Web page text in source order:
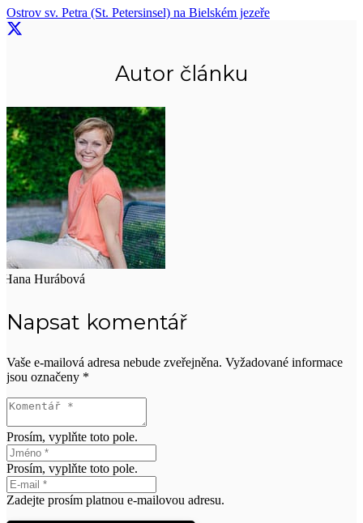
Ostrov sv. Petra (St. Petersinsel) na Bielském jezeře
Autor článku
Hana Hurábová
Napsat komentář
Vaše e-mailová adresa nebude zveřejněna. Vyžadované informace
jsou označeny *
Prosím, vyplňte toto pole.
Prosím, vyplňte toto pole.
Zadejte prosím platnou e-mailovou adresu.